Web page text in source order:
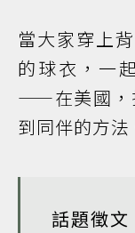
當大家穿上
的球衣，一
——在美國，
到同伴的方法
話題徵文